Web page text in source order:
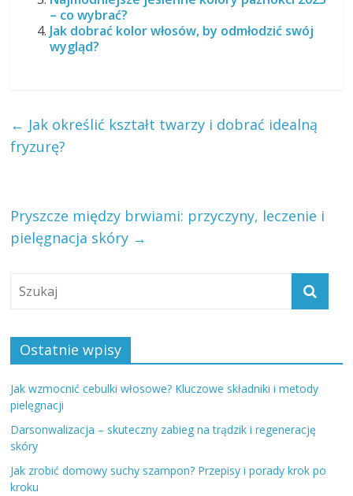
– co wybrać?
Jak dobrać kolor włosów, by odmłodzić swój
wygląd?
← Jak określić kształt twarzy i dobrać idealną
fryzurę?
Pryszcze między brwiami: przyczyny, leczenie i
pielęgnacja skóry →
Ostatnie wpisy
Jak wzmocnić cebulki włosowe? Kluczowe składniki i metody
pielęgnacji
Darsonwalizacja – skuteczny zabieg na trądzik i regenerację
skóry
Jak zrobić domowy suchy szampon? Przepisy i porady krok po
kroku